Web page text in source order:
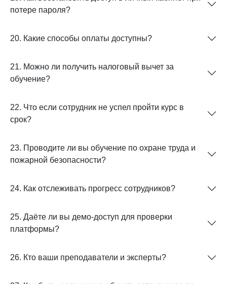
потере пароля?
20. Какие способы оплаты доступны?
21. Можно ли получить налоговый вычет за
обучение?
22. Что если сотрудник не успел пройти курс в
срок?
23. Проводите ли вы обучение по охране труда и
пожарной безопасности?
24. Как отслеживать прогресс сотрудников?
25. Даёте ли вы демо-доступ для проверки
платформы?
26. Кто ваши преподаватели и эксперты?